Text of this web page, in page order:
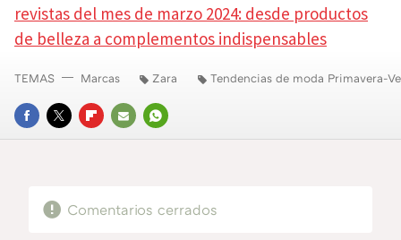
revistas del mes de marzo 2024: desde productos
de belleza a complementos indispensables
FACEBOOK
TWITTERFLIPBOARD
E-
WHATSAPP
TEMAS Marcas Zara Tendencias de moda Primavera-
Comentarios cerrados